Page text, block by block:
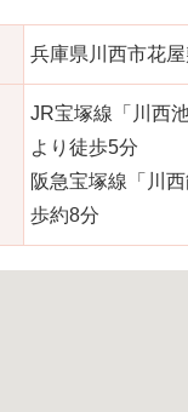
兵庫県川西市花
JR宝塚線「川西
より徒歩5分
阪急宝塚線「川
歩約8分